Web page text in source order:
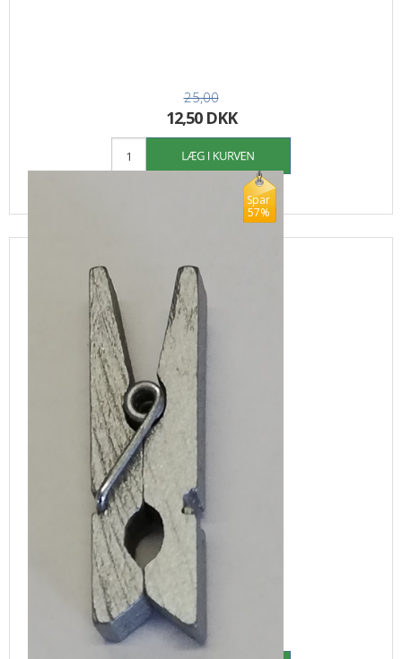
25,00
12,50 DKK
Klemme sølv 3,5 x 1 cm 10 stk.
Spar
57%
15,00
6,50 DKK